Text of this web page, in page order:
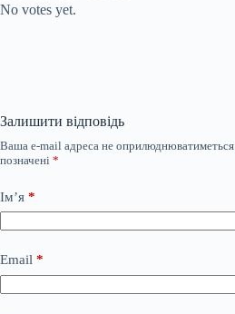
No votes yet.
Залишити відповідь
Ваша e-mail адреса не оприлюднюватиметься.
позначені *
Ім’я *
Email *